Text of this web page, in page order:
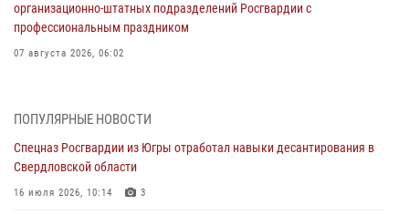
организационно-штатных подразделений Росгвардии с
профессиональным праздником
07 августа 2026, 06:02
Военнослужащие Росгвардии сбили дрон-разведчик ВСУ на южном
направлении
ПОПУЛЯРНЫЕ НОВОСТИ
Спецназ Росгвардии из Югры отработал навыки десантирования в
Свердловской области
16 июля 2026, 10:14 3